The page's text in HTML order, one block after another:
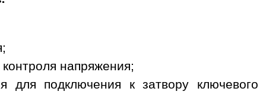
напряжения;
подключения к затвору ключевого